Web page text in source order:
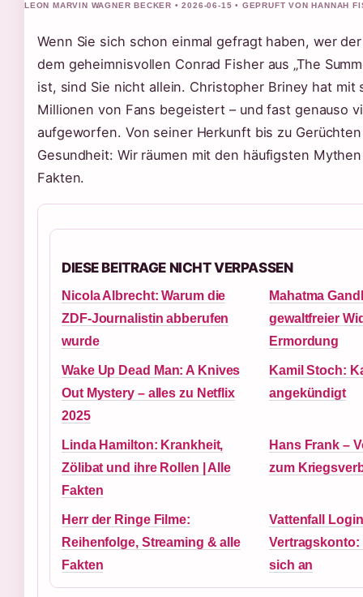
LEON MARVIN WAGNER BECKER • 2026-06-15 • GEPRUFT VON HANNAH
Wenn Sie sich schon einmal gefragt haben, wer
dem geheimnisvollen Conrad Fisher aus „The
ist, sind Sie nicht allein. Christopher Briney hat mit
Millionen von Fans begeistert – und fast genauso
aufgeworfen. Von seiner Herkunft bis zu
Gesundheit: Wir räumen mit den häufigsten
Fakten.
DIESE BEITRAGE NICHT VERPASSEN
Nicola Albrecht: Warum die
ZDF-Journalistin abberufen
wurde
Mahatma
gewaltfreier
Ermordung
Wake Up Dead Man: A Knives
Out Mystery – alles zu Netflix
2025
Kamil Stoch:
angekündigt
Linda Hamilton: Krankheit,
Zölibat und ihre Rollen | Alle
Fakten
Hans Frank –
zum
Herr der Ringe Filme:
Reihenfolge, Streaming & alle
Fakten
Vattenfall
Vertragskonto:
sich an